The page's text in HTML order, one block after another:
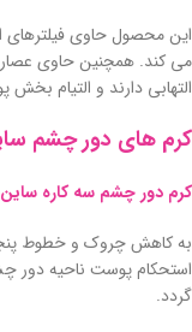
این محصول حاوی فیلترهای
می کند. همچنین حاوی
التهابی دارند و التیام
کرم های دور چشم
کرم دور چشم سه کاره
به کاهش چروک و خطوط
استحکام پوست ناحیه دور
گردد.